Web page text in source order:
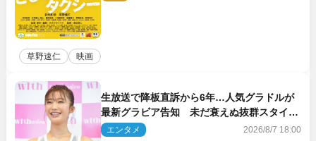
草野速仁 映画
生放送で降板直訴から6年…人気グラドルが
最新グラビア告知 未だ衰えぬ抜群スタイル
に反響
エンタメ 2026/8/7 18:00